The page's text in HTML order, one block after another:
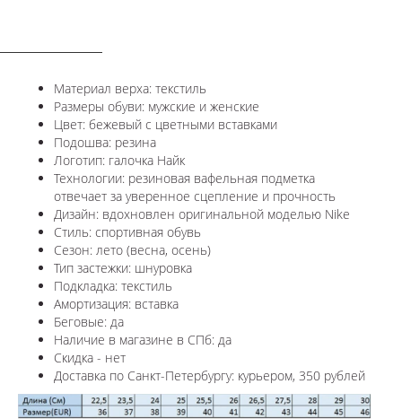
Материал верха: текстиль
Размеры обуви: мужские и женские
Цвет: бежевый с цветными вставками
Подошва: резина
Логотип: галочка Найк
Технологии: резиновая вафельная подметка
отвечает за уверенное сцепление и прочность
Дизайн: вдохновлен оригинальной моделью Nike
Стиль: спортивная обувь
Сезон: лето (весна, осень)
Тип застежки: шнуровка
Подкладка: текстиль
Амортизация: вставка
Беговые: да
Наличие в магазине в СПб: да
Скидка - нет
Доставка по Санкт-Петербургу: курьером, 350 рублей